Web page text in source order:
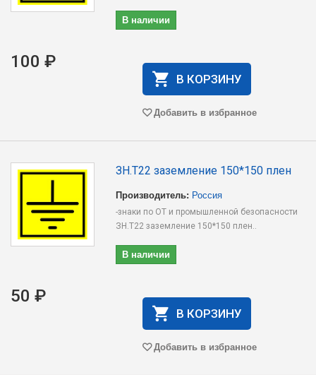
В наличии
100 ₽
В КОРЗИНУ
Добавить в избранное
ЗН.T22 заземление 150*150 плен
Производитель: Россия
-знаки по ОТ и промышленной безопасности
ЗН.T22 заземление 150*150 плен..
В наличии
50 ₽
В КОРЗИНУ
Добавить в избранное